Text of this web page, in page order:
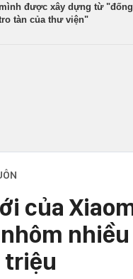
mình được xây dựng từ "đống
tàn của thư viện"
của
triệu